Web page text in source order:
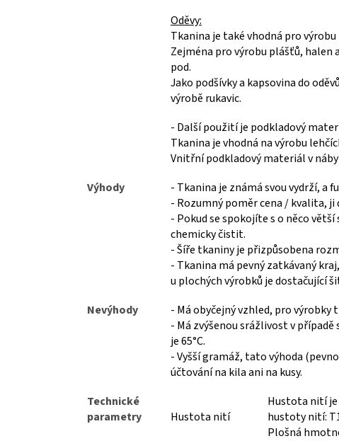
Oděvy:
Tkanina je také vhodná pro
Zejména pro výrobu plášťů,
pod.
Jako podšívky a kapsovina do
výrobě rukavic.
- Další použití je podkladový
Tkanina je vhodná na výrobu
Vnitřní podkladový materiál v
Výhody
- Tkanina je známá svou vydrží, a
- Rozumný poměr cena / kvalita,
- Pokud se spokojíte s o něco
chemicky čistit.
- Šíře tkaniny je přizpůsobena
- Tkanina má pevný zatkávaný
u plochých výrobků je dostačující
Nevýhody
- Má obyčejný vzhled, pro výrobky
- Má zvýšenou srážlivost v
je 65°C.
- Vyšší gramáž, tato výhoda
účtování na kila ani na kusy.
Technické
parametry
Hustota nití
Hustota nití
hustoty nití:
Plošná